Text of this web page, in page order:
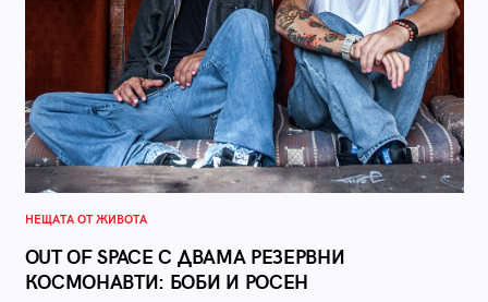
НЕЩАТА ОТ ЖИВОТА
OUT OF SPACE С ДВАМА РЕЗЕРВНИ
КОСМОНАВТИ: БОБИ И РОСЕН